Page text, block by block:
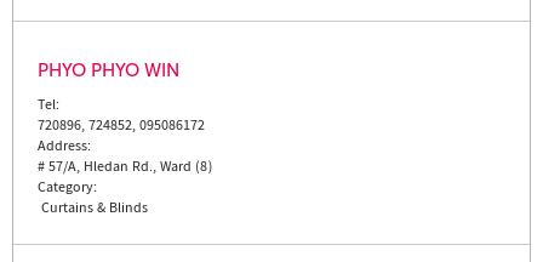
PHYO PHYO WIN
Tel:
720896, 724852, 095086172
Address:
# 57/A, Hledan Rd., Ward (8)
Category:
Curtains & Blinds